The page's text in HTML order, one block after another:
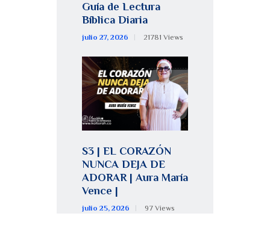
Guía de Lectura
Bíblica Diaria
julio 27, 2026 21781 Views
S3 | EL CORAZÓN
NUNCA DEJA DE
ADORAR | Aura María
Vence |
julio 25, 2026 97 Views